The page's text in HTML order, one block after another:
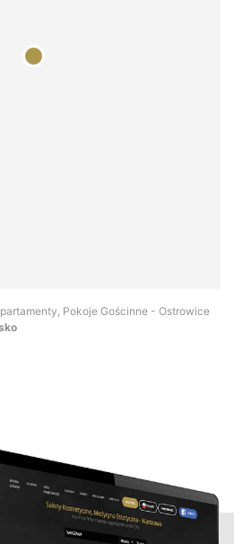
Pokoje Gościnne - Ostrowice